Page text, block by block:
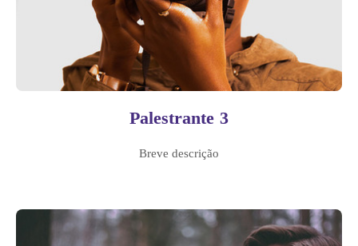
Palestrante 3
Breve descrição